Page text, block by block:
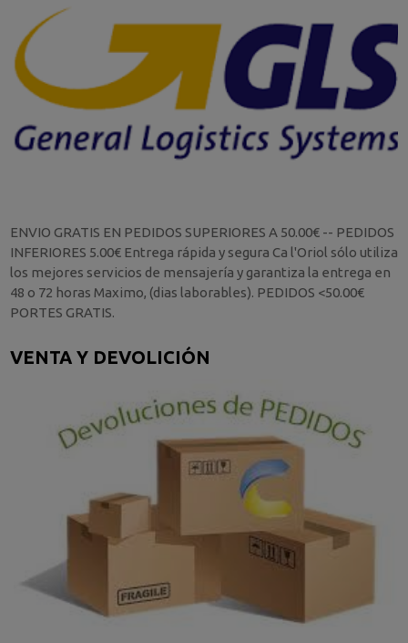
ENVIO GRATIS EN PEDIDOS SUPERIORES A 50.00€ -- PEDIDOS
INFERIORES 5.00€ Entrega rápida y segura Ca l'Oriol sólo utiliza
los mejores servicios de mensajería y garantiza la entrega en
48 o 72 horas Maximo, (dias laborables). PEDIDOS <50.00€
PORTES GRATIS.
VENTA Y DEVOLICIÓN